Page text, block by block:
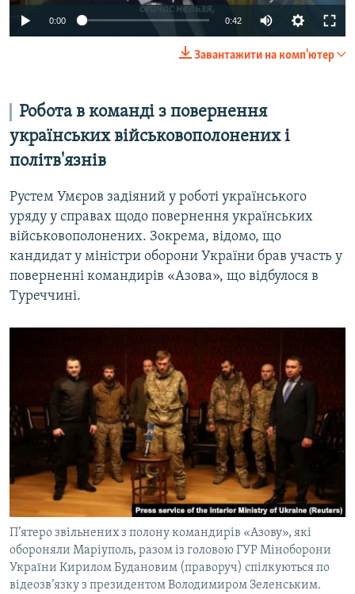
1080p
0:00 0:42
1080p
Завантажити на комп'ютер
Робота в команді з повернення
українських військовополонених і
політв'язнів
Рустем Умєров задіяний у роботі українського
уряду у справах щодо повернення українських
військовополонених. Зокрема, відомо, що
кандидат у міністри оборони України брав участь у
поверненні командирів «Азова», що відбулося в
Туреччині.
П’ятеро звільнених з полону командирів «Азову», які
обороняли Маріуполь, разом із головою ГУР Міноборони
України Кирилом Будановим (праворуч) спілкуються по
відеозв’язку з президентом Володимиром Зеленським.